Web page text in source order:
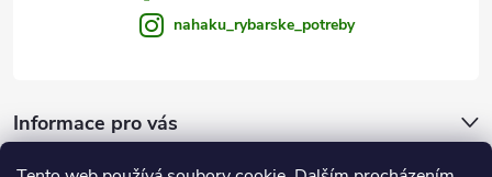
Informace pro vás
nahaku_rybarske_potreby